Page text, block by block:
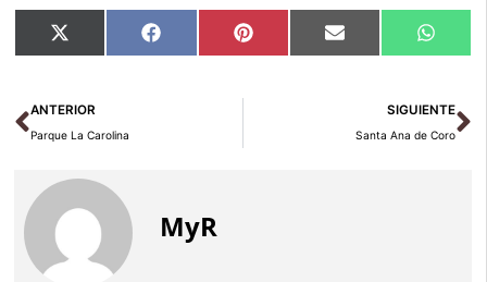
Compartir
en
X
(Twitter)
Compartir
en
Facebook Compartir
en
Pinterest Compartir
en
Email
en
Ant
ANTERIOR
Parque La Carolina
SIGUIENTE
Santa Ana de Coro
MyR